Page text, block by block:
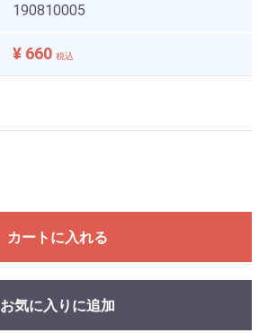
190810005
¥ 660 税込
カートに入れる
お気に入りに追加